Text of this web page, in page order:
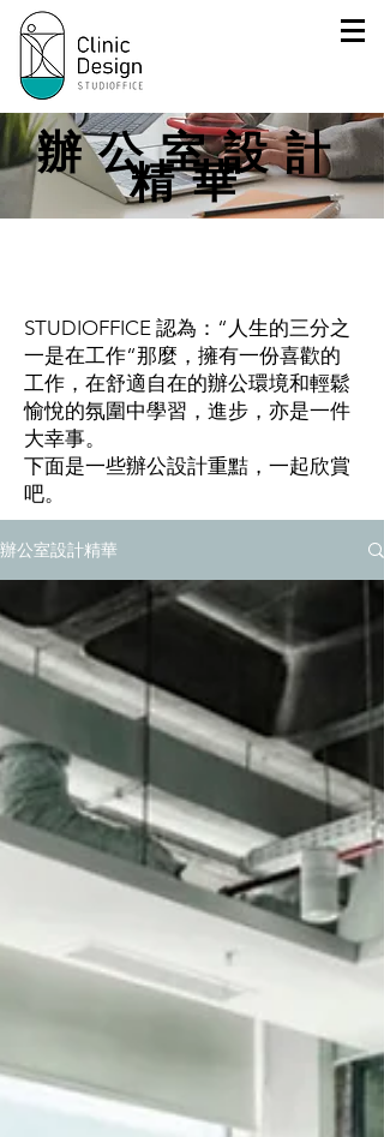
辦公室設計
精華
STUDIOFFICE 認為：“ 人生的三分之
一是在工作“那麼，擁有一份喜歡的
工作，在舒適自在的辦公環境和輕鬆
愉悅的氛圍中學習，進步，亦是一件
大幸事。
下面是一些辦公設計重黠，一起欣賞
吧。
辦公室設計精華